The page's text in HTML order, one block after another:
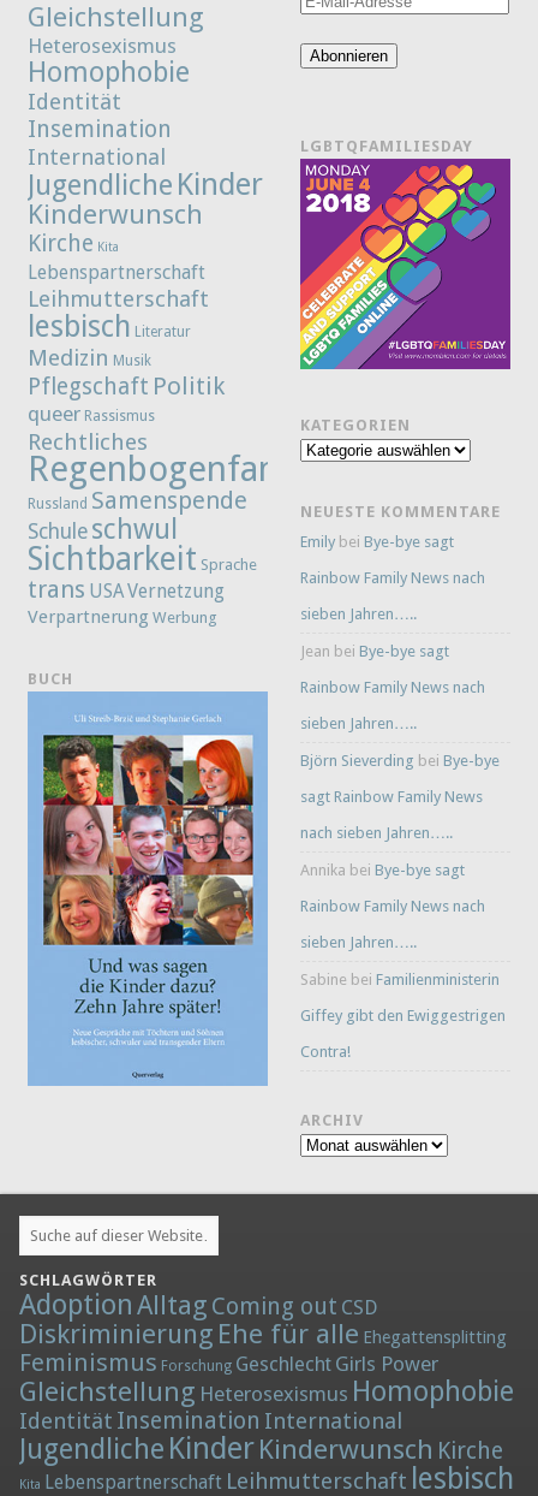
Gleichstellung
Heterosexismus
Homophobie
Identität
Insemination
International
Jugendliche Kinder
Kinderwunsch
Kirche Kita
Lebenspartnerschaft
Leihmutterschaft
lesbisch Literatur
Medizin Musik
Pflegschaft Politik
queer Rassismus
Rechtliches
Regenbogenfamilie
Russland Samenspende
Schule schwul
Sichtbarkeit Sprache
trans USAVernetzung
Verpartnerung Werbung
BUCH
Adresse
Abonnieren
LGBTQFAMILIESDAY
KATEGORIEN
Kategorien
NEUESTE KOMMENTARE
Emily bei Bye-bye sagt
Rainbow Family News nach
sieben Jahren…..
Jean bei Bye-bye sagt
Rainbow Family News nach
sieben Jahren…..
Björn Sieverding bei Bye-bye
sagt Rainbow Family News
nach sieben Jahren…..
Annika bei Bye-bye sagt
Rainbow Family News nach
sieben Jahren…..
Sabine bei Familienministerin
Giffey gibt den Ewiggestrigen
Contra!
ARCHIV
Archiv
SCHLAGWÖRTER
AdoptionAlltag Coming out CSD
Diskriminierung Ehe für alle Ehegattensplitting
Feminismus Forschung Geschlecht Girls Power
Gleichstellung Heterosexismus Homophobie
Identität Insemination International
Jugendliche Kinder Kinderwunsch Kirche
Kita Lebenspartnerschaft Leihmutterschaft lesbisch